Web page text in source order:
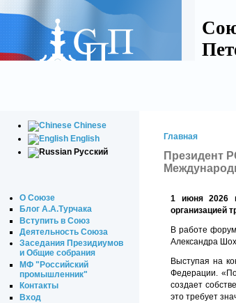
Chinese
English
Русский
О Союзе
Блог А.А.Турчака
Вступить в Союз
Деятельность Союза
Заседания Президиумов
и Общие собрания
МФ "Российский
промышленник"
Контакты
Вход
Главная
Президент
1 июня 2026
организацией
В работе
Александра
Выступая на
Федерации.
создает
это требует